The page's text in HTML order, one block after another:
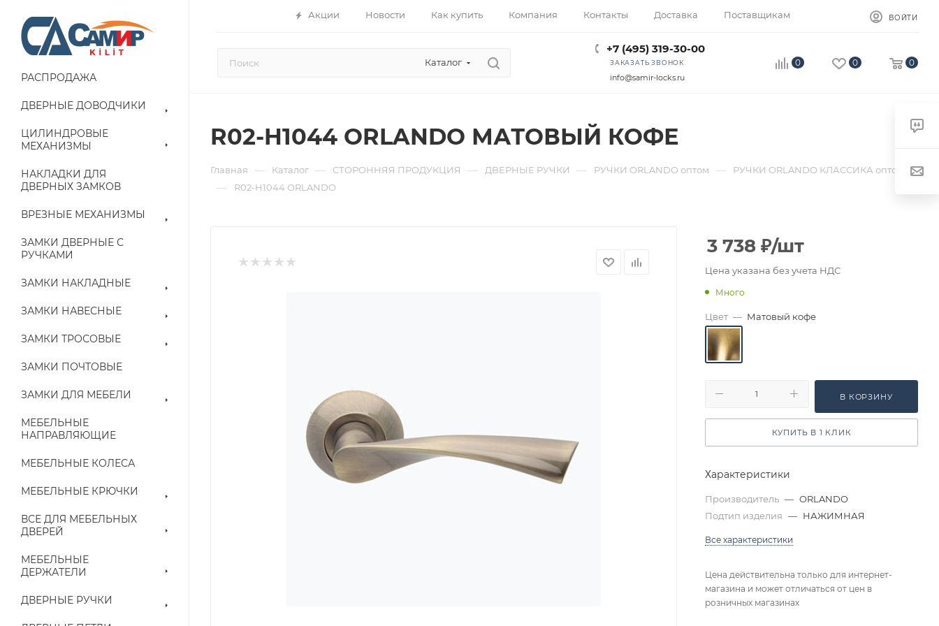
Акции Новости Как купить Компания Контакты Доставка Поставщикам ВОЙТИ
Каталог
+7 (495) 319-30-00
ЗАКАЗАТЬ ЗВОНОК
info@samir-locks.ru
0 0 0
РАСПРОДАЖА
ДВЕРНЫЕ ДОВОДЧИКИ
ЦИЛИНДРОВЫЕ
МЕХАНИЗМЫ
НАКЛАДКИ ДЛЯ
ДВЕРНЫХ ЗАМКОВ
ВРЕЗНЫЕ МЕХАНИЗМЫ
ЗАМКИ ДВЕРНЫЕ С
РУЧКАМИ
ЗАМКИ НАКЛАДНЫЕ
ЗАМКИ НАВЕСНЫЕ
ЗАМКИ ТРОСОВЫЕ
ЗАМКИ ПОЧТОВЫЕ
ЗАМКИ ДЛЯ МЕБЕЛИ
МЕБЕЛЬНЫЕ
НАПРАВЛЯЮЩИЕ
МЕБЕЛЬНЫЕ КОЛЕСА
МЕБЕЛЬНЫЕ КРЮЧКИ
ВСЕ ДЛЯ МЕБЕЛЬНЫХ
ДВЕРЕЙ
МЕБЕЛЬНЫЕ
ДЕРЖАТЕЛИ
ДВЕРНЫЕ РУЧКИ
R02-H1044 ORLANDO МАТОВЫЙ КОФЕ
Главная — Каталог — СТОРОННЯЯ ПРОДУКЦИЯ — ДВЕРНЫЕ РУЧКИ — РУЧКИ ORLANDO оптом — РУЧКИ ORLANDO КЛАССИКА оптом
— R02-H1044 ORLANDO
3 738 ₽/шт
Цена указана без учета НДС
Много
Цвет — Матовый кофе
В КОРЗИНУ
КУПИТЬ В 1 КЛИК
Характеристики
Производитель — ORLANDO
Подтип изделия — НАЖИМНАЯ
Все характеристики
Цена действительна только для интернет-
магазина и может отличаться от цен в
розничных магазинах